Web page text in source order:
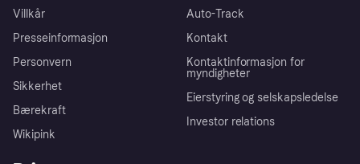
Villkår
Presseinformasjon
Personvern
Sikkerhet
Bærekraft
Wikipink
Auto-Track
Kontakt
Kontaktinformasjon for
myndigheter
Eierstyring og selskapsledelse
Investor relations